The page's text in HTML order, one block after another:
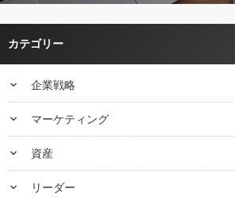
カテゴリー
keyboard_arrow_down 企業戦略
keyboard_arrow_down マーケティング
keyboard_arrow_down 資産
keyboard_arrow_down リーダー